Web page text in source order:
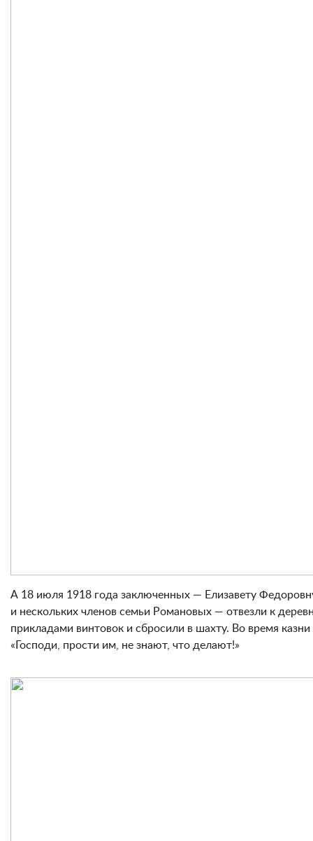
А 18 июля 1918 года заключенных — Елизавету
и нескольких членов семьи Романовых — отвезли к
прикладами винтовок и сбросили в шахту. Во время
«Господи, прости им, не знают, что делают!»